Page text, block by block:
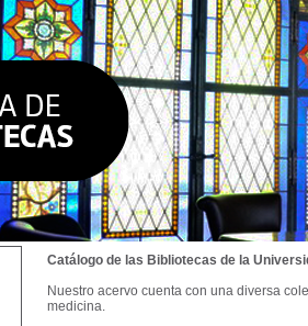
Catálogo de las Bibliotecas de la
Nuestro acervo cuenta con una diversa
medicina.